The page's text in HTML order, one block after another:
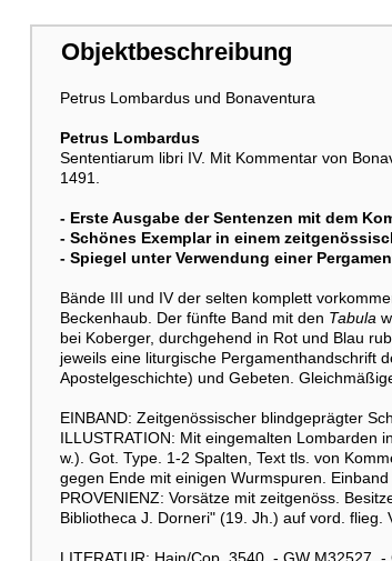
Objektbeschreibung
Petrus Lombardus und Bonaventura
Petrus Lombardus
Sententiarum libri IV. Mit Kommentar von
1491.
- Erste Ausgabe der Sentenzen mit dem
- Schönes Exemplar in einem
- Spiegel unter Verwendung einer
Bände III und IV der selten komplett
Beckenhaub. Der fünfte Band mit den Tabula
bei Koberger, durchgehend in Rot und Blau
jeweils eine liturgische Pergamenthandschrift
Apostelgeschichte) und Gebeten.
EINBAND: Zeitgenössischer blindgeprägter
ILLUSTRATION: Mit eingemalten Lombarden
w.). Got. Type. 1-2 Spalten, Text tls. von
gegen Ende mit einigen Wurmspuren.
PROVENIENZ: Vorsätze mit zeitgenöss.
Bibliotheca J. Dorneri" (19. Jh.) auf vord. flieg.